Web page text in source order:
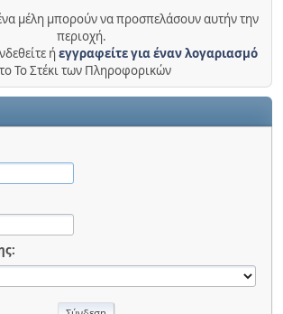
μέλη μπορούν να προσπελάσουν αυτήν την
περιοχή.
ήεγγραφείτε για έναν λογαριασμό
Το Στέκι των Πληροφορικών